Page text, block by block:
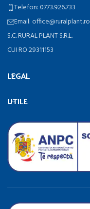
Telefon: 0773.926.733
Email: office@ruralplant.ro
S.C. RURAL PLANT S.R.L.
CUI RO 29311153
LEGAL
UTILE